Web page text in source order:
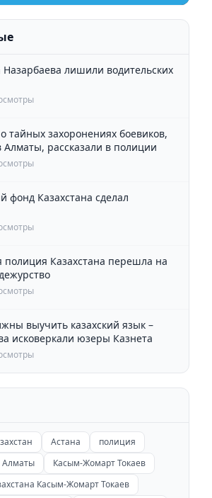
Назарбаева лишили водительских
тайных захоронениях боевиков,
Алматы, рассказали в полиции
фонд Казахстана сделал
полиция Казахстана перешла на
выучить казахский язык –
исковеркали юзеры Казнета
Астана
полиция
Алматы
Касым-Жомарт Токаев
Касым-Жомарт Токаев